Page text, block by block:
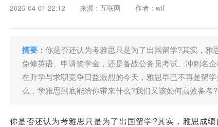
2026-04-01 22:12 来源：互联网 作者：wtf
摘要： 你是否还认为考雅思只是为了出国留学?其实，
免修英语、申请奖学金，还是备战公务员考试、冲刺名
在升学与求职竞争日益激烈的今天，雅思早已不再是留
么，学雅思到底能给你带来什么?我们又该如何高效备考
你是否还认为考雅思只是为了出国留学?其实，雅思成